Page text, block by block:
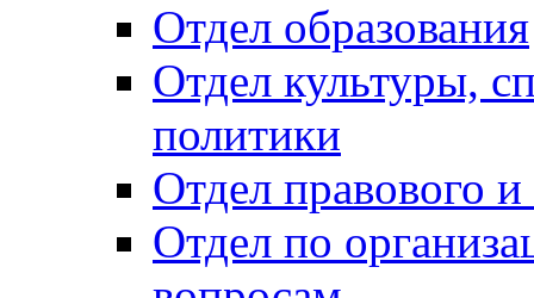
Отдел образования
Отдел культуры,
политики
Отдел правового
Отдел по